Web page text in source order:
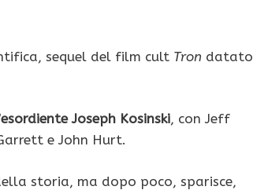
sequel del film cult Tron datato
Joseph Kosinski, con Jeff
e John Hurt.
storia, ma dopo poco, sparisce,